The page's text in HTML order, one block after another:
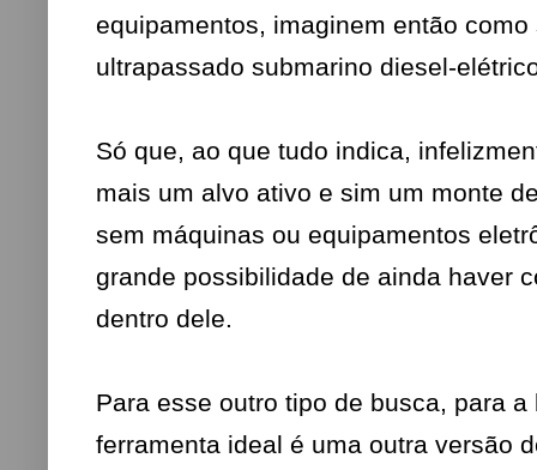
equipamentos, imaginem então
ultrapassado submarino diesel-
Só que, ao que tudo indica,
mais um alvo ativo e sim um monte
sem máquinas ou equipamentos
grande possibilidade de ainda haver
dentro dele.
Para esse outro tipo de busca, para
ferramenta ideal é uma outra versão